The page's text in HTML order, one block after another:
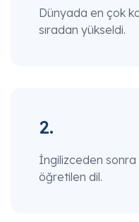
Dünyada en çok
sıradan yükseldi.
2.
İngilizceden sonra
öğretilen dil.